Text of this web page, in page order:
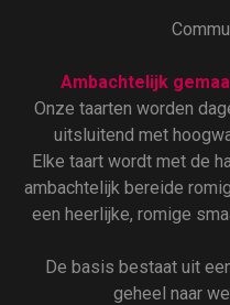
Ambachtelijk
Onze taarten worden
uitsluitend met
Elke taart wordt met de
ambachtelijk bereide
een heerlijke, romige
De basis bestaat uit
geheel naar